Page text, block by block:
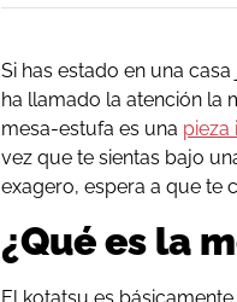
Si has estado en una
ha llamado la atención la
mesa-estufa es una pieza
vez que te sientas bajo
exagero, espera a que te
¿Qué es la